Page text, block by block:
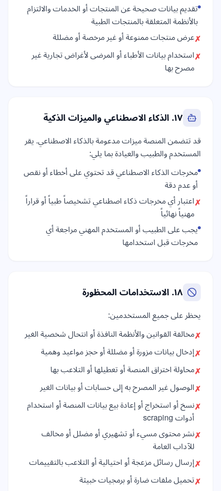
تقديم بيانات صحيحة عن المنتجات أو الخدمات والالتزام
بالأنظمة المتعلقة بالمنتجات الطبية
✗عرض منتجات ممنوعة أو غير مرخصة أو مضللة
✗استخدام بيانات الأطباء أو المرضى لأغراض تجارية غير
مصرح بها
١٧. الذكاء الاصطناعي والميزات الذكية
قد تتضمن المنصة ميزات مدعومة بالذكاء الاصطناعي. يقر
المستخدم والطبيب والعيادة بما يلي:
مخرجات الذكاء الاصطناعي قد تحتوي على أخطاء أو نقص
أو عدم دقة
✗اعتبار أي مخرجات ذكاء اصطناعي تشخيصاً طبياً أو قراراً
مهنياً نهائياً
يجب على الطبيب أو المستخدم المهني مراجعة أي
مخرجات قبل استخدامها
١٨. الاستخدامات المحظورة
يحظر على جميع المستخدمين:
✗مخالفة القوانين والأنظمة النافذة أو انتحال شخصية الغير
✗إدخال بيانات مزورة أو مضللة أو حجز مواعيد وهمية
✗محاولة اختراق المنصة أو تعطيلها أو التلاعب بها
✗الوصول غير المصرح به إلى حسابات أو بيانات الغير
✗نسخ أو استخراج أو إعادة بيع بيانات المنصة أو استخدام
أدوات scraping
✗نشر محتوى مسيء أو تشهيري أو مضلل أو مخالف
للآداب العامة
✗إرسال رسائل مزعجة أو احتيالية أو التلاعب بالتقييمات
✗تحميل ملفات ضارة أو برمجيات خبيثة